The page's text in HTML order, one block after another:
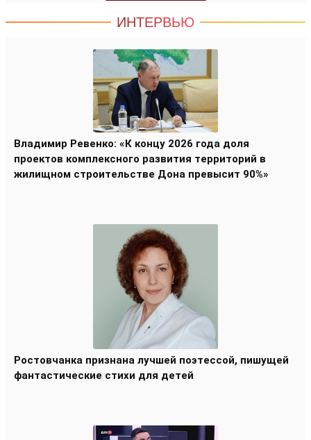
ИНТЕРВЬЮ
Владимир Ревенко: «К концу 2026 года доля
проектов комплексного развития территорий в
жилищном строительстве Дона превысит 90%»
Ростовчанка признана лучшей поэтессой, пишущей
фантастические стихи для детей